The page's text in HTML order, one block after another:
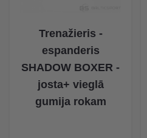
Trenažieris -
espanderis
SHADOW BOXER -
josta+ vieglā
gumija rokam